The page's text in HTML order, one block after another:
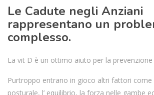
Le Cadute negli Anziani
rappresentano un
complesso.
La vit D è un ottimo aiuto per la prevenzione
Purtroppo entrano in gioco altri fattori come
posturale, l’ equilibrio, la forza nelle gambe